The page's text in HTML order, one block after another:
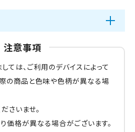
注意事項
ては、ご利用のデバイスによって
際の商品と色味や色柄が異なる場
さいませ。
価格が異なる場合がございます。